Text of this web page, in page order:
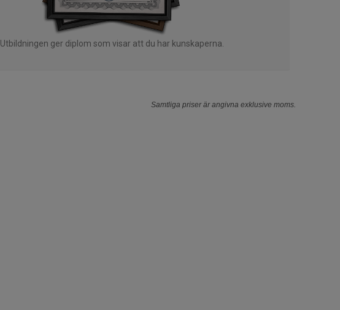
Utbildningen ger diplom som visar att du har kunskaperna.
Samtliga priser är angivna exklusive moms.